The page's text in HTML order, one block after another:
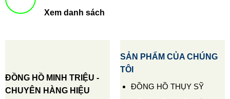
Xem danh sách
ĐỒNG HỒ MINH TRIỆU -
CHUYÊN HÀNG HIỆU
SẢN PHẨM CỦA CHÚNG
TÔI
ĐỒNG HỒ THỤY SỸ